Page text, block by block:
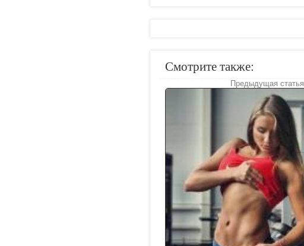
Смотрите также:
Предыдущая статья